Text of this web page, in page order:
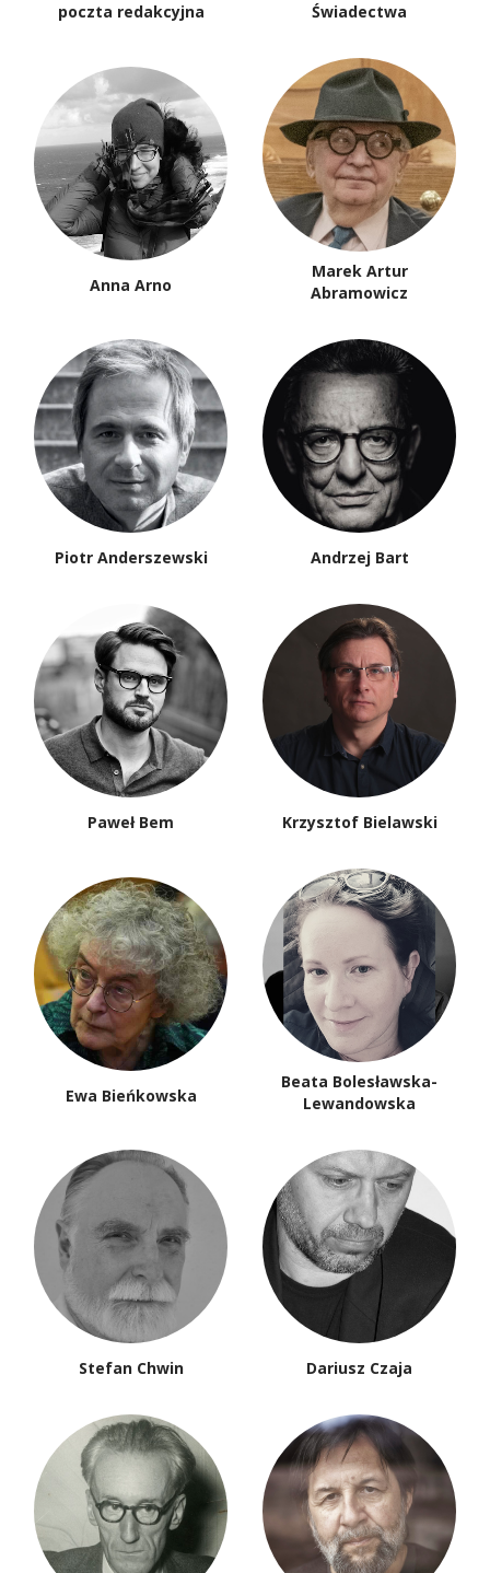
poczta redakcyjna Świadectwa
Anna Arno
Marek Artur
Abramowicz
Piotr Anderszewski Andrzej Bart
Paweł Bem Krzysztof Bielawski
Ewa Bieńkowska
Beata Bolesławska-
Lewandowska
Stefan Chwin Dariusz Czaja